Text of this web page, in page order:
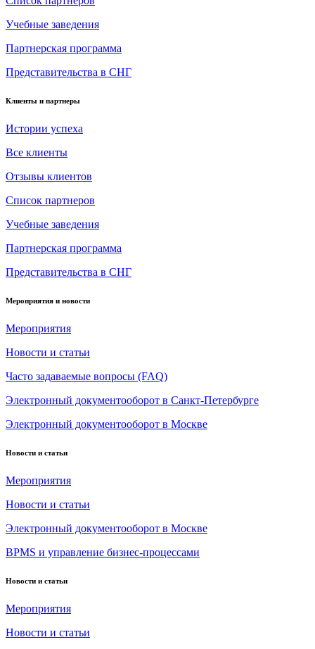
Учебные заведения
Партнерская программа
Представительства в СНГ
Клиенты и партнеры
Истории успеха
Все клиенты
Отзывы клиентов
Список партнеров
Учебные заведения
Партнерская программа
Представительства в СНГ
Мероприятия и новости
Мероприятия
Новости и статьи
Часто задаваемые вопросы (FAQ)
Электронный документооборот в Санкт-Петербурге
Электронный документооборот в Москве
Новости и статьи
Мероприятия
Новости и статьи
Электронный документооборот в Москве
BPMS и управление бизнес-процессами
Новости и статьи
Мероприятия
Новости и статьи